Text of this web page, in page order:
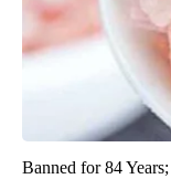
Banned for 84